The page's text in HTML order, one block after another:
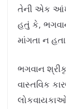
તેની એક
હતું કે,
માંગતા ન
ભગવાન
વાસ્તવિક